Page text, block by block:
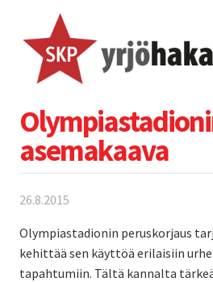
asemakaava
26.8.2015
Olympiastadionin peruskorjaus
kehittää sen käyttöä erilaisiin
tapahtumiin. Tältä kannalta